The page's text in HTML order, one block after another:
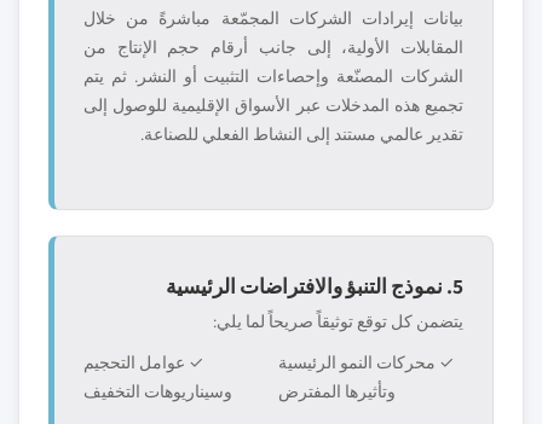
بيانات إيرادات الشركات المجمّعة مباشرةً من خلال
المقابلات الأولية، إلى جانب أرقام حجم الإنتاج من
الشركات المصنّعة وإحصاءات التثبيت أو النشر. ثم يتم
تجميع هذه المدخلات عبر الأسواق الإقليمية للوصول إلى
تقدير عالمي مستند إلى النشاط الفعلي للصناعة.
5. نموذج التنبؤ والافتراضات الرئيسية
يتضمن كل توقع توثيقاً صريحاً لما يلي:
✓ محركات النمو الرئيسية
وتأثيرها المفترض
✓ عوامل التحجيم
وسيناريوهات التخفيف